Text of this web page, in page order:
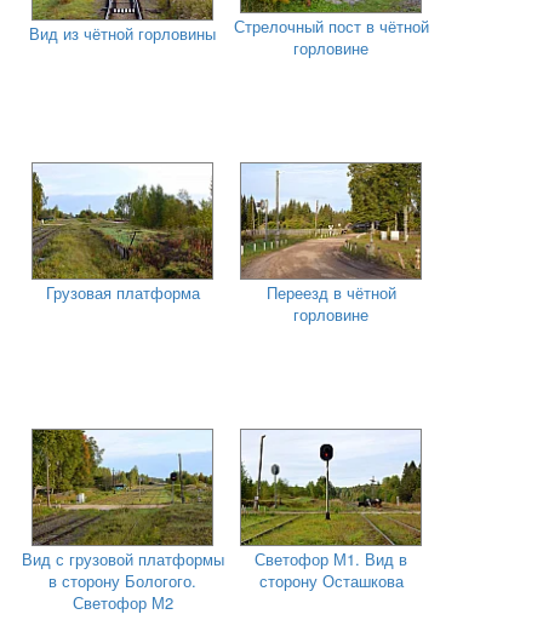
Вид из чётной горловины
Стрелочный пост в чётной
горловине
Грузовая платформа
Переезд в чётной
горловине
Вид с грузовой платформы
в сторону Бологого.
Светофор М2
Светофор М1. Вид в
сторону Осташкова